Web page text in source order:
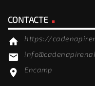
CONTACTE
home https://
email
location_on Encamp